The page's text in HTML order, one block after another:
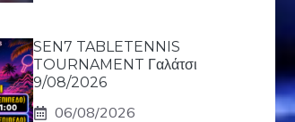
SEN7 TABLETENNIS
TOURNAMENT Γαλάτσι
9/08/2026
06/08/2026